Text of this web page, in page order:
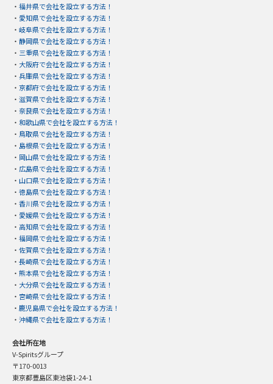
・ 福井県で会社を設立する方法！
・ 愛知県で会社を設立する方法！
・ 岐阜県で会社を設立する方法！
・ 静岡県で会社を設立する方法！
・ 三重県で会社を設立する方法！
・ 大阪府で会社を設立する方法！
・ 兵庫県で会社を設立する方法！
・ 京都府で会社を設立する方法！
・ 滋賀県で会社を設立する方法！
・ 奈良県で会社を設立する方法！
・ 和歌山県で会社を設立する方法！
・ 鳥取県で会社を設立する方法！
・ 島根県で会社を設立する方法！
・ 岡山県で会社を設立する方法！
・ 広島県で会社を設立する方法！
・ 山口県で会社を設立する方法！
・ 徳島県で会社を設立する方法！
・ 香川県で会社を設立する方法！
・ 愛媛県で会社を設立する方法！
・ 高知県で会社を設立する方法！
・ 福岡県で会社を設立する方法！
・ 佐賀県で会社を設立する方法！
・ 長崎県で会社を設立する方法！
・ 熊本県で会社を設立する方法！
・ 大分県で会社を設立する方法！
・ 宮崎県で会社を設立する方法！
・ 鹿児島県で会社を設立する方法！
・ 沖縄県で会社を設立する方法！
会社所在地
V-Spiritsグループ
〒170-0013
東京都豊島区東池袋1-24-1